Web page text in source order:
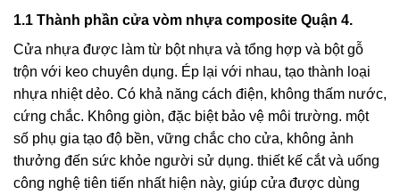
1.1 Thành phần cửa vòm nhựa composite Quận 4.
Cửa nhựa được làm từ bột nhựa và tổng hợp và bột gỗ
trộn với keo chuyên dụng. Ép lại với nhau, tạo thành loại
nhựa nhiệt dẻo. Có khả năng cách điện, không thấm nước,
cứng chắc. Không giòn, đặc biệt bảo vệ môi trường. một
số phụ gia tạo độ bền, vững chắc cho cửa, không ảnh
thưởng đến sức khỏe người sử dụng. thiết kế cắt và uống
công nghệ tiên tiến nhất hiện này, giúp cửa được dùng